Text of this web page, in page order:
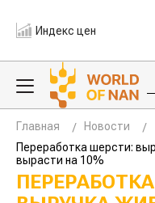
Индекс цен
Главная
Новости
Переработка шерсти:
вырасти на 10%